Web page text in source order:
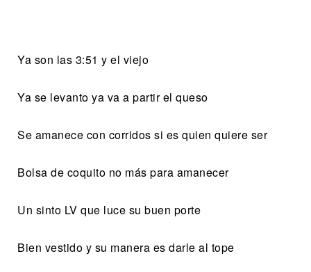
Ya son las 3:51 y el viejo
Ya se levanto ya va a partir el queso
Se amanece con corridos si es quien quiere ser
Bolsa de coquito no más para amanecer
Un sinto LV que luce su buen porte
Bien vestido y su manera es darle al tope